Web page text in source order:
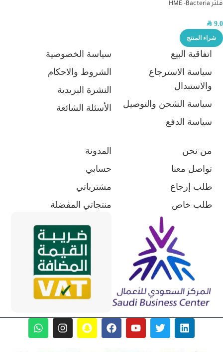
فلتر HME -Bacteria
SAR 9.0
شراء المنتج
اتفاقية البيع
سياسة الاسترجاع
والاستبدال
سياسة الشحن والتوصيل
سياسة الدفع
سياسة الخصوصية
الشروط والاحكام
النشرة البريدية
الأسئلة الشائعة
من نحن
تواصل معنا
طلب إرجاع
طلب خاص
المدونة
حسابي
مشترياتي
منتجاتي المفضلة